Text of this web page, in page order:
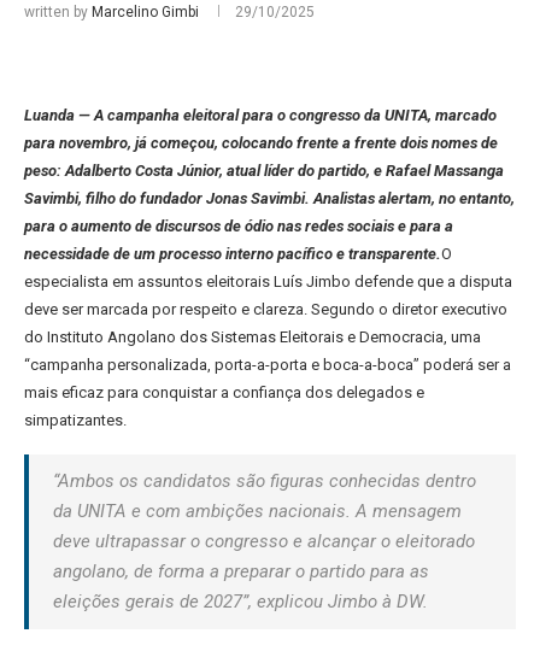
written by Marcelino Gimbi 29/10/2025
Luanda — A campanha eleitoral para o congresso da UNITA, marcado
para novembro, já começou, colocando frente a frente dois nomes de
peso: Adalberto Costa Júnior, atual líder do partido, e Rafael Massanga
Savimbi, filho do fundador Jonas Savimbi. Analistas alertam, no entanto,
para o aumento de discursos de ódio nas redes sociais e para a
necessidade de um processo interno pacífico e transparente.O
especialista em assuntos eleitorais Luís Jimbo defende que a disputa
deve ser marcada por respeito e clareza. Segundo o diretor executivo
do Instituto Angolano dos Sistemas Eleitorais e Democracia, uma
“campanha personalizada, porta-a-porta e boca-a-boca” poderá ser a
mais eficaz para conquistar a confiança dos delegados e
simpatizantes.
“Ambos os candidatos são figuras conhecidas dentro
da UNITA e com ambições nacionais. A mensagem
deve ultrapassar o congresso e alcançar o eleitorado
angolano, de forma a preparar o partido para as
eleições gerais de 2027”, explicou Jimbo à DW.